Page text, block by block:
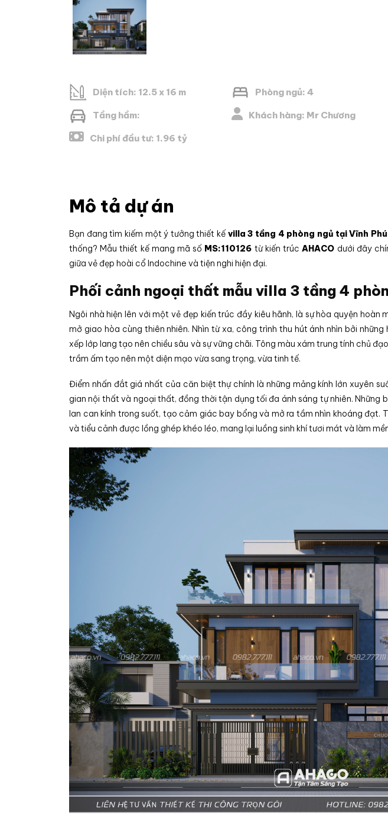
Diện tích: 12.5 x 16 m Phòng ngủ: 4
Tầng hầm: Khách hàng: Mr Chương
Chi phí đầu tư: 1.96 tỷ
Mô tả dự án
Bạn đang tìm kiếm một ý tưởng thiết kế villa 3 tầng 4 phòng ngủ tại Vĩnh
thống? Mẫu thiết kế mang mã số MS:110126 từ kiến trúcAHACO dưới đây
giữa vẻ đẹp hoài cổ Indochine và tiện nghi hiện đại.
Phối cảnh ngoại thất mẫu villa 3 tầng 4
Ngôi nhà hiện lên với một vẻ đẹp kiến trúc đầy kiêu hãnh, là sự hòa quyện hoàn
mở giao hòa cùng thiên nhiên. Nhìn từ xa, công trình thu hút ánh nhìn bởi những
xếp lớp lang tạo nên chiều sâu và sự vững chãi. Tông màu xám trung tính chủ
trầm ấm tạo nên một diện mạo vừa sang trọng, vừa tinh tế.
Điểm nhấn đắt giá nhất của căn biệt thự chính là những mảng kính lớn xuyên
gian nội thất và ngoại thất, đồng thời tận dụng tối đa ánh sáng tự nhiên.
lan can kính trong suốt, tạo cảm giác bay bổng và mở ra tầm nhìn khoáng đạt.
và tiểu cảnh được lồng ghép khéo léo, mang lại luồng sinh khí tươi mát và làm